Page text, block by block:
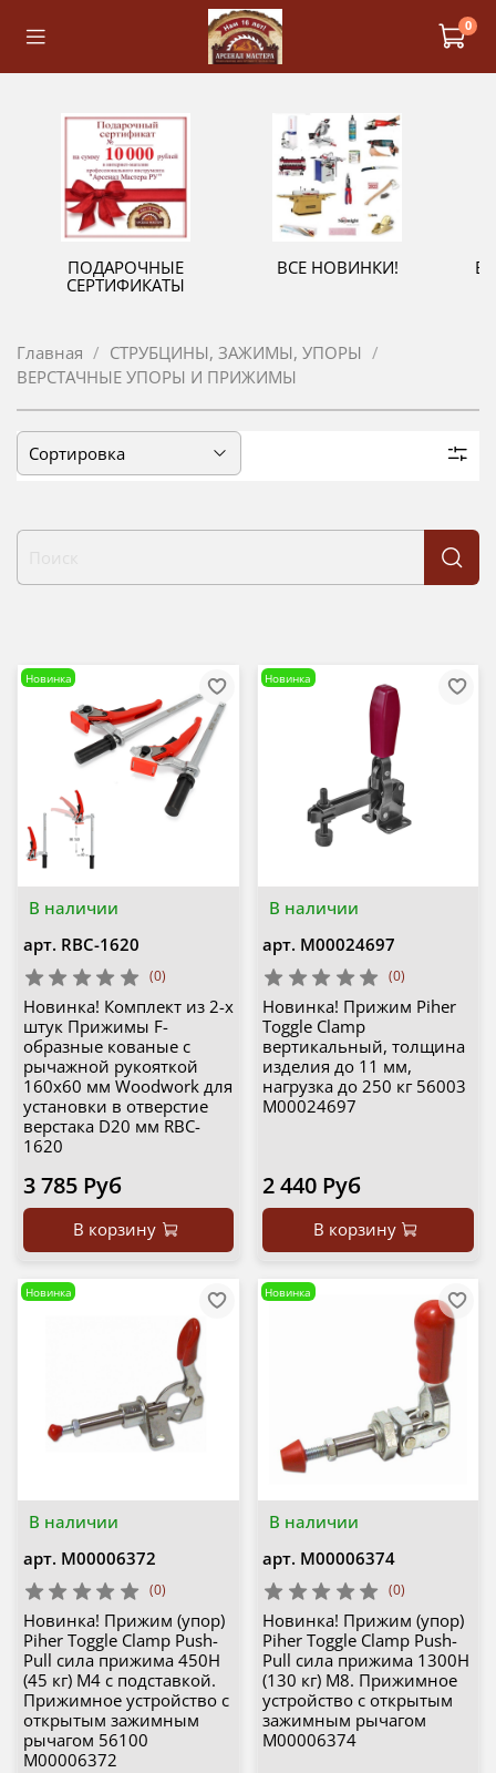
0
ПОДАРОЧНЫЕ
СЕРТИФИКАТЫ
ВСЕ НОВИНКИ!
Главная
СТРУБЦИНЫ, ЗАЖИМЫ, УПОРЫ
ВЕРСТАЧНЫЕ УПОРЫ И ПРИЖИМЫ
В наличии
Новинка
арт. RBC-1620
(0)
Новинка! Комплект из 2-х
штук Прижимы F-
образные кованые c
рычажной рукояткой
160x60 мм Woodwork для
установки в отверстие
верстака D20 мм RBC-
1620
3 785 Руб
В корзину
В наличии
Новинка
арт. М00024697
(0)
Новинка! Прижим Piher
Toggle Clamp
вертикальный, толщина
изделия до 11 мм,
нагрузка до 250 кг 56003
М00024697
2 440 Руб
В корзину
В наличии
Новинка
арт. М00006372
(0)
Новинка! Прижим (упор)
Piher Toggle Clamp Push-
Pull сила прижима 450Н
(45 кг) M4 с подставкой.
Прижимное устройство с
открытым зажимным
рычагом 56100
М00006372
В наличии
Новинка
арт. М00006374
(0)
Новинка! Прижим (упор)
Piher Toggle Clamp Push-
Pull сила прижима 1300Н
(130 кг) M8. Прижимное
устройство с открытым
зажимным рычагом
М00006374